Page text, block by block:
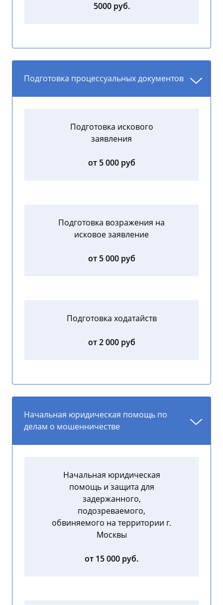
5000 руб.
Подготовка процессуальных документов
Подготовка искового
заявления
от 5 000 руб
Подготовка возражения на
исковое заявление
от 5 000 руб
Подготовка ходатайств
от 2 000 руб
Начальная юридическая помощь по
делам о мошенничестве
Начальная юридическая
помощь и защита для
задержанного,
подозреваемого,
обвиняемого на территории г.
Москвы
от 15 000 руб.